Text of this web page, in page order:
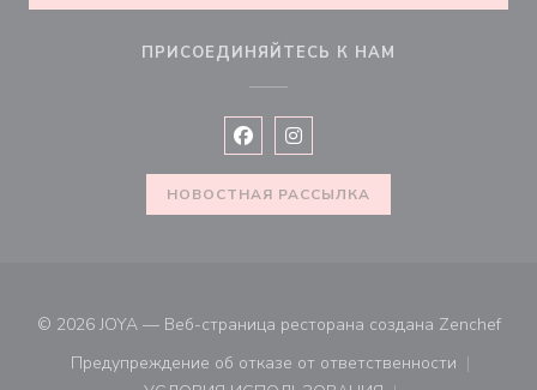
ПРИСОЕДИНЯЙТЕСЬ К НАМ
Facebook ((открывается в новом
Instagram ((открывается в
НОВОСТНАЯ РАССЫЛКА
© 2026 JOYA — Веб-страница ресторана создана Zenchef
Предупреждение об отказе от ответственности
((открывается в новом окне))